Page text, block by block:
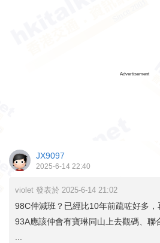
Advertisement
JX9097
2025-6-14 22:40
violet 發表於 2025-6-14 21:02
98C仲減班？已經比10年前疏咗好多
93A應該仲會有寶琳同山上去觀碼、聯